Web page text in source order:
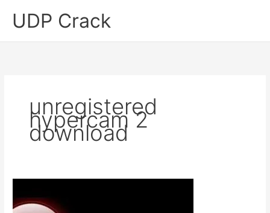
UDP Crack
unregistered
hypercam 2
download